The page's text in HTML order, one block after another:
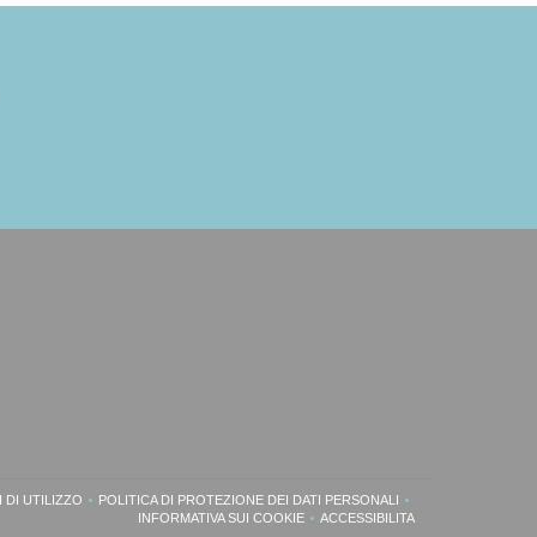
FINESTRA))
DI UTILIZZO
((APRE UNA NUOVA FINESTRA))
POLITICA DI PROTEZIONE DEI DATI PERSONALI
((APRE UNA NUOVA FINESTRA))
INFORMATIVA SUI COOKIE((APRE UNA NUOVA FINESTRA))
ACCESSIBILITA((APRE UNA NUOVA